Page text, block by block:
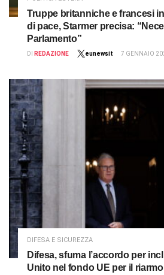
Truppe britanniche e francesi
di pace, Starmer precisa:
Parlamento”
DI REDAZIONE eunewsit 7 GENNAIO
DIFESA E SICUREZZA
Difesa, sfuma l’accordo per
Unito nel fondo UE per il